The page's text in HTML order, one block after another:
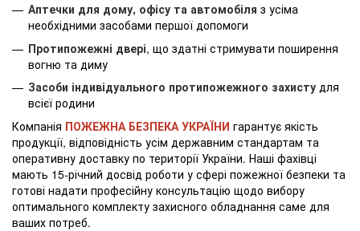
Аптечки для дому, офісу та автомобіля з усіма
необхідними засобами першої допомоги
Протипожежні двері, що здатні стримувати поширення
вогню та диму
Засоби індивідуального протипожежного захисту для
всієї родини
Компанія ПОЖЕЖНА БЕЗПЕКА УКРАЇНИ гарантує якість
продукції, відповідність усім державним стандартам та
оперативну доставку по території України. Наші фахівці
мають 15-річний досвід роботи у сфері пожежної безпеки та
готові надати професійну консультацію щодо вибору
оптимального комплекту захисного обладнання саме для
ваших потреб.